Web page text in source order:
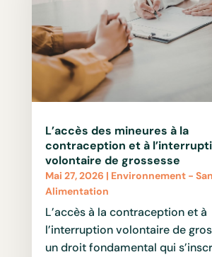
L’accès des mineures à la
contraception et à
volontaire de grossesse
Mai 27, 2026 | Environnement -
Alimentation
L’accès à la contraception et à
l’interruption volontaire de
un droit fondamental qui